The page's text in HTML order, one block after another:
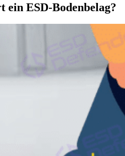
ESD-Bodenbelag?